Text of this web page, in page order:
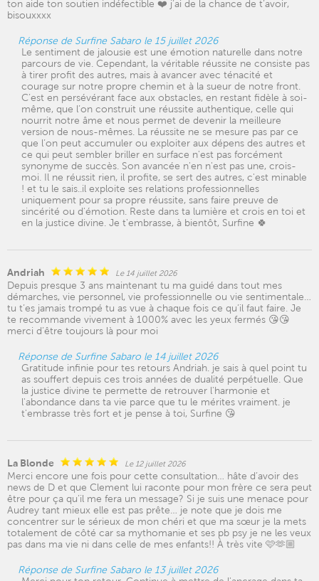
ton aide ton soutien indéfectible ❤️ j’ai de la chance de t’avoir,
bisouxxxx
Réponse de Surfine Sabaro le 15 juillet 2026
Le sentiment de jalousie est une émotion naturelle dans notre
parcours de vie. Cependant, la véritable réussite ne consiste pas
à tirer profit des autres, mais à avancer avec ténacité et
courage sur notre propre chemin et à la sueur de notre front.
C’est en persévérant face aux obstacles, en restant fidèle à soi-
même, que l’on construit une réussite authentique, celle qui
nourrit notre âme et nous permet de devenir la meilleure
version de nous-mêmes. La réussite ne se mesure pas par ce
que l’on peut accumuler ou exploiter aux dépens des autres et
ce qui peut sembler briller en surface n'est pas forcément
synonyme de succès. Son avancée n'en n'est pas une, crois-
moi. Il ne réussit rien, il profite, se sert des autres, c'est minable
! et tu le sais..il exploite ses relations professionnelles
uniquement pour sa propre réussite, sans faire preuve de
sincérité ou d'émotion. Reste dans ta lumière et crois en toi et
en la justice divine. Je t'embrasse, à bientôt, Surfine 🍀
Andriah Le 14 juillet 2026
Depuis presque 3 ans maintenant tu ma guidé dans tout mes
démarches, vie personnel, vie professionnelle ou vie sentimentale…
tu t’es jamais trompé tu as vue à chaque fois ce qu’il faut faire. Je
te recommande vivement à 1000% avec les yeux fermés 😘😘
merci d’être toujours là pour moi
Réponse de Surfine Sabaro le 14 juillet 2026
Gratitude infinie pour tes retours Andriah. je sais à quel point tu
as souffert depuis ces trois années de dualité perpétuelle. Que
la justice divine te permette de retrouver l'harmonie et
l'abondance dans ta vie parce que tu le mérites vraiment. je
t'embrasse très fort et je pense à toi, Surfine 😘
La Blonde Le 12 juillet 2026
Merci encore une fois pour cette consultation… hâte d’avoir des
news de D et que Clement lui raconte pour mon frère ce sera peut
être pour ça qu’il me fera un message? Si je suis une menace pour
Audrey tant mieux elle est pas prête… je note que je dois me
concentrer sur le sérieux de mon chéri et que ma sœur je la mets
totalement de côté car sa mythomanie et ses pb psy je ne les veux
pas dans ma vie ni dans celle de mes enfants!! À très vite 🩷🫶🏼
Réponse de Surfine Sabaro le 13 juillet 2026